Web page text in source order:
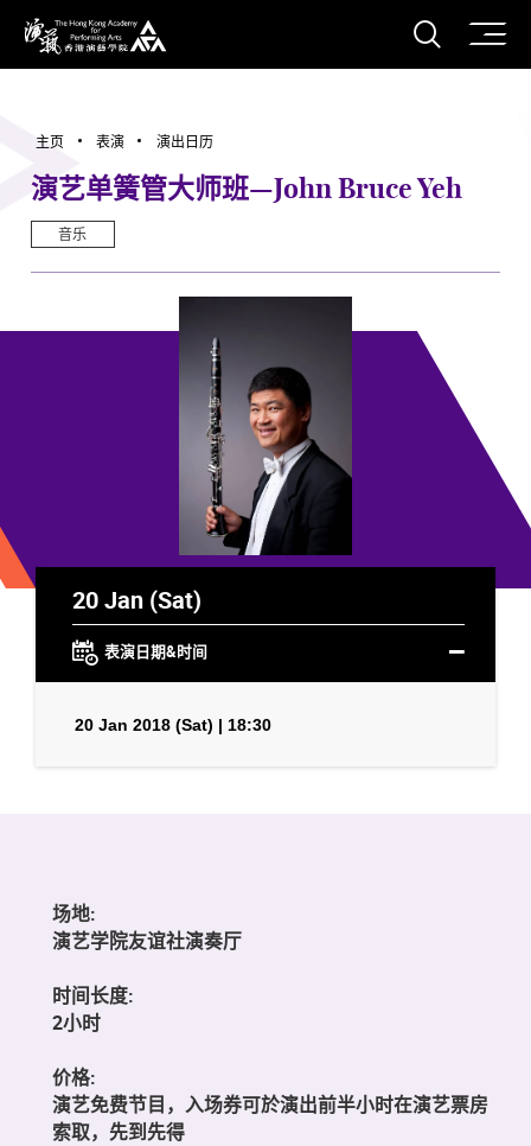
香港演艺学院
打开
主页 表演 演出日历
演艺单簧管大师班—John Bruce Yeh
音乐
20 Jan (Sat)
表演日期&时间
20 Jan 2018 (Sat) | 18:30
场地:
演艺学院友谊社演奏厅
时间长度:
2小时
价格:
演艺免费节目，入场券可於演出前半小时在演艺票房
索取，先到先得